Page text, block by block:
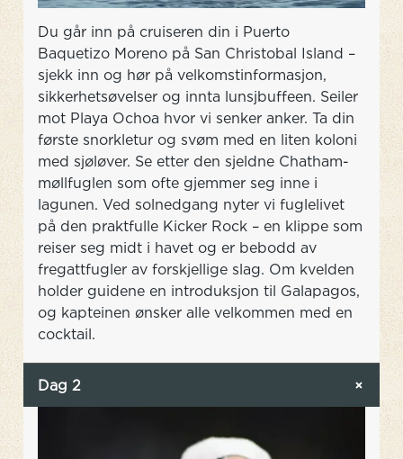
Du går inn på cruiseren din i Puerto
Baquetizo Moreno på San Christobal Island –
sjekk inn og hør på velkomstinformasjon,
sikkerhetsøvelser og innta lunsjbuffeen. Seiler
mot Playa Ochoa hvor vi senker anker. Ta din
første snorkletur og svøm med en liten koloni
med sjøløver. Se etter den sjeldne Chatham-
møllfuglen som ofte gjemmer seg inne i
lagunen. Ved solnedgang nyter vi fuglelivet
på den praktfulle Kicker Rock – en klippe som
reiser seg midt i havet og er bebodd av
fregattfugler av forskjellige slag. Om kvelden
holder guidene en introduksjon til Galapagos,
og kapteinen ønsker alle velkommen med en
cocktail.
Dag 2